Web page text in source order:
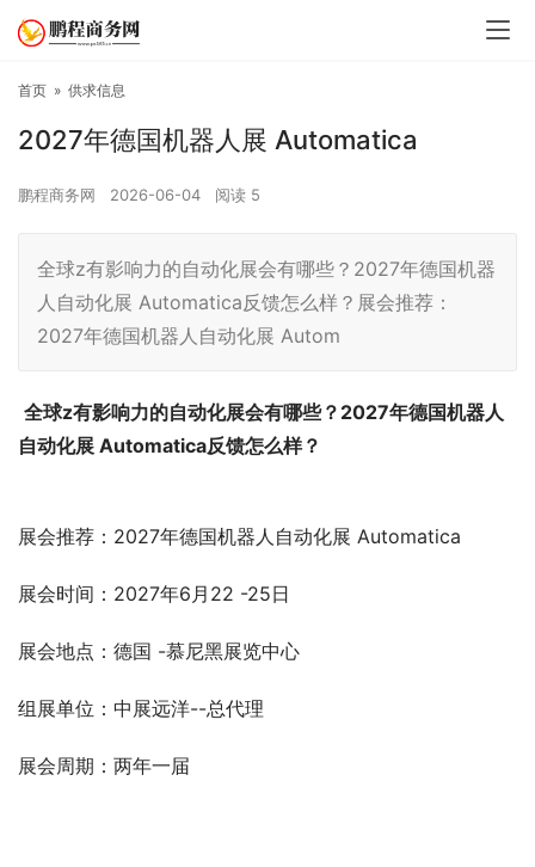
首页 » 供求信息
2027年德国机器人展 Automatica
鹏程商务网 2026-06-04 阅读 5
全球z有影响力的自动化展会有哪些？2027年德国机器
人自动化展 Automatica反馈怎么样？展会推荐：
2027年德国机器人自动化展 Autom
全球z有影响力的自动化展会有哪些？2027年德国机器人
自动化展 Automatica反馈怎么样？
展会推荐：2027年德国机器人自动化展 Automatica
展会时间：2027年6月22 -25日
展会地点：德国 -慕尼黑展览中心
组展单位：中展远洋--总代理
展会周期：两年一届